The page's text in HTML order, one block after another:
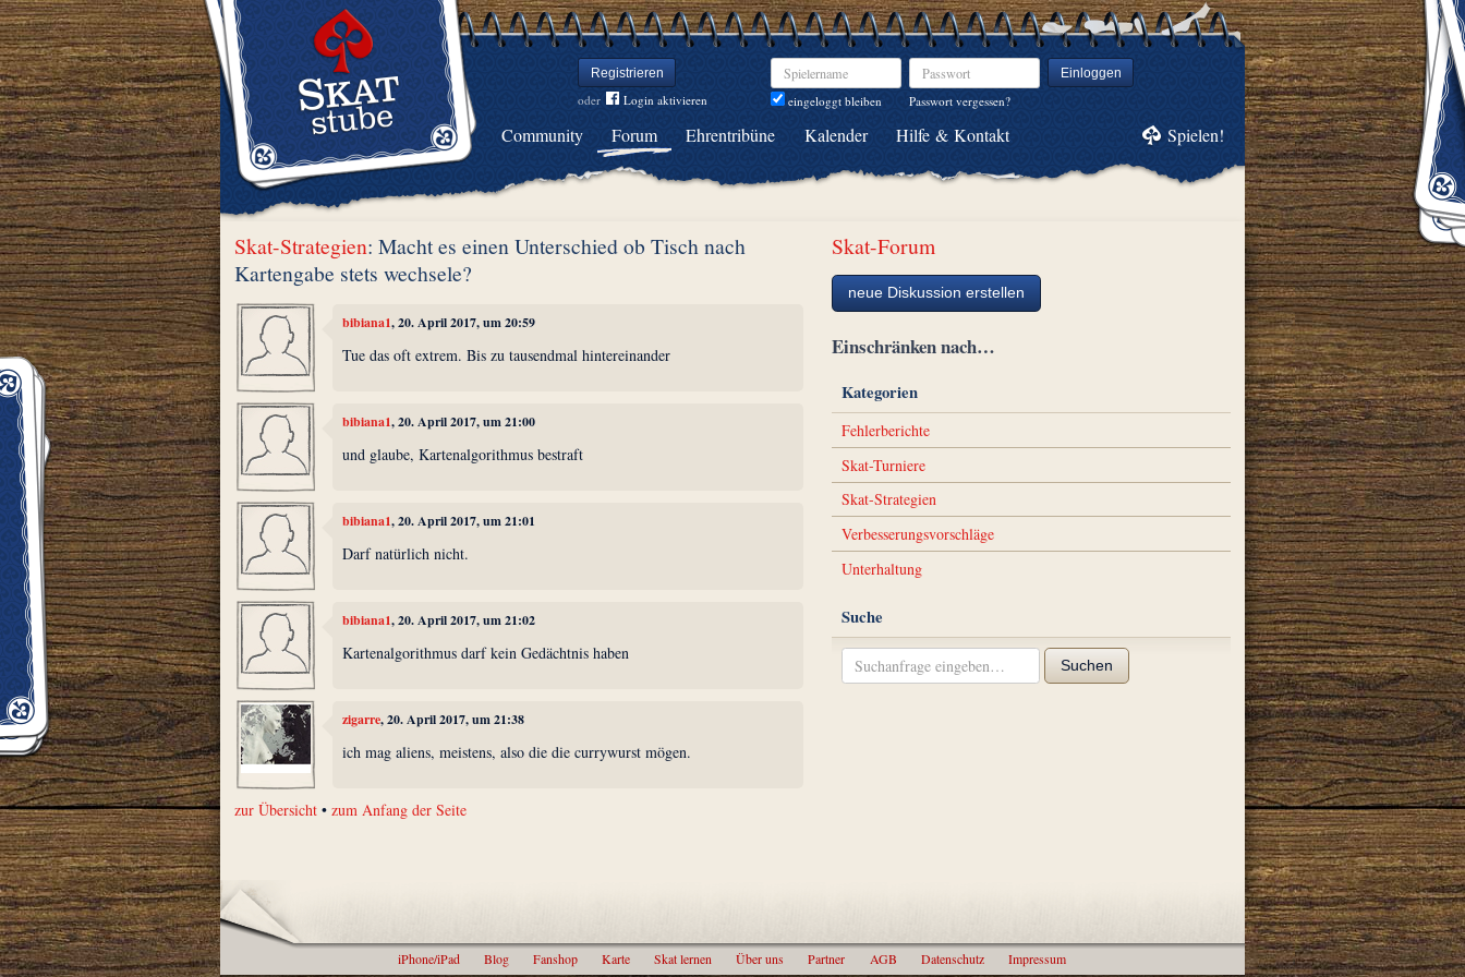
Registrieren
oder Login aktivieren
Spielername
eingeloggt bleiben
Passwort Einloggen
Passwort vergessen?
Community Forum Ehrentribüne Kalender Hilfe & Kontakt Spielen!
Skat-Strategien: Macht es einen Unterschied ob Tisch nach
Kartengabe stets wechsele?
bibiana1, 20. April 2017, um 20:59
Tue das oft extrem. Bis zu tausendmal hintereinander
bibiana1, 20. April 2017, um 21:00
und glaube, Kartenalgorithmus bestraft
bibiana1, 20. April 2017, um 21:01
Darf natürlich nicht.
bibiana1, 20. April 2017, um 21:02
Kartenalgorithmus darf kein Gedächtnis haben
zigarre, 20. April 2017, um 21:38
ich mag aliens, meistens, also die die currywurst mögen.
zur Übersicht •zum Anfang der Seite
Skat-Forum
neue Diskussion erstellen
Einschränken nach…
Kategorien
Fehlerberichte
Skat-Turniere
Skat-Strategien
Verbesserungsvorschläge
Unterhaltung
Suche
Suchen
iPhone/iPad Blog Fanshop Karte Skat lernen Über uns Partner AGB Datenschutz Impressum